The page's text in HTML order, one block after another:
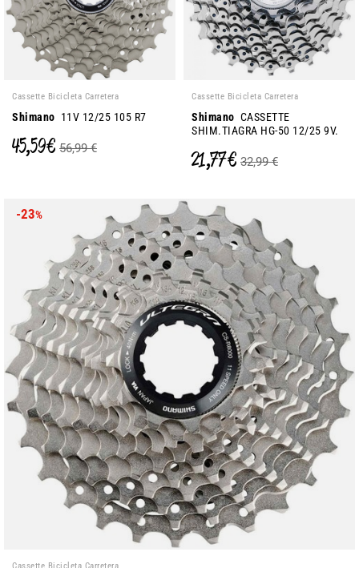
Cassette Bicicleta Carretera
Shimano 11V 12/25 105 R7
45,59 € 56,99 €
Cassette Bicicleta Carretera
Shimano CASSETTE
SHIM.TIAGRA HG-50 12/25 9V.
21,77 € 32,99 €
-23%